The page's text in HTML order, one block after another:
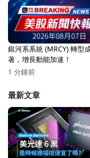
銀河系系統 (MRCY) 轉型
著，增長動能加速！
1 分鐘前
最新文章